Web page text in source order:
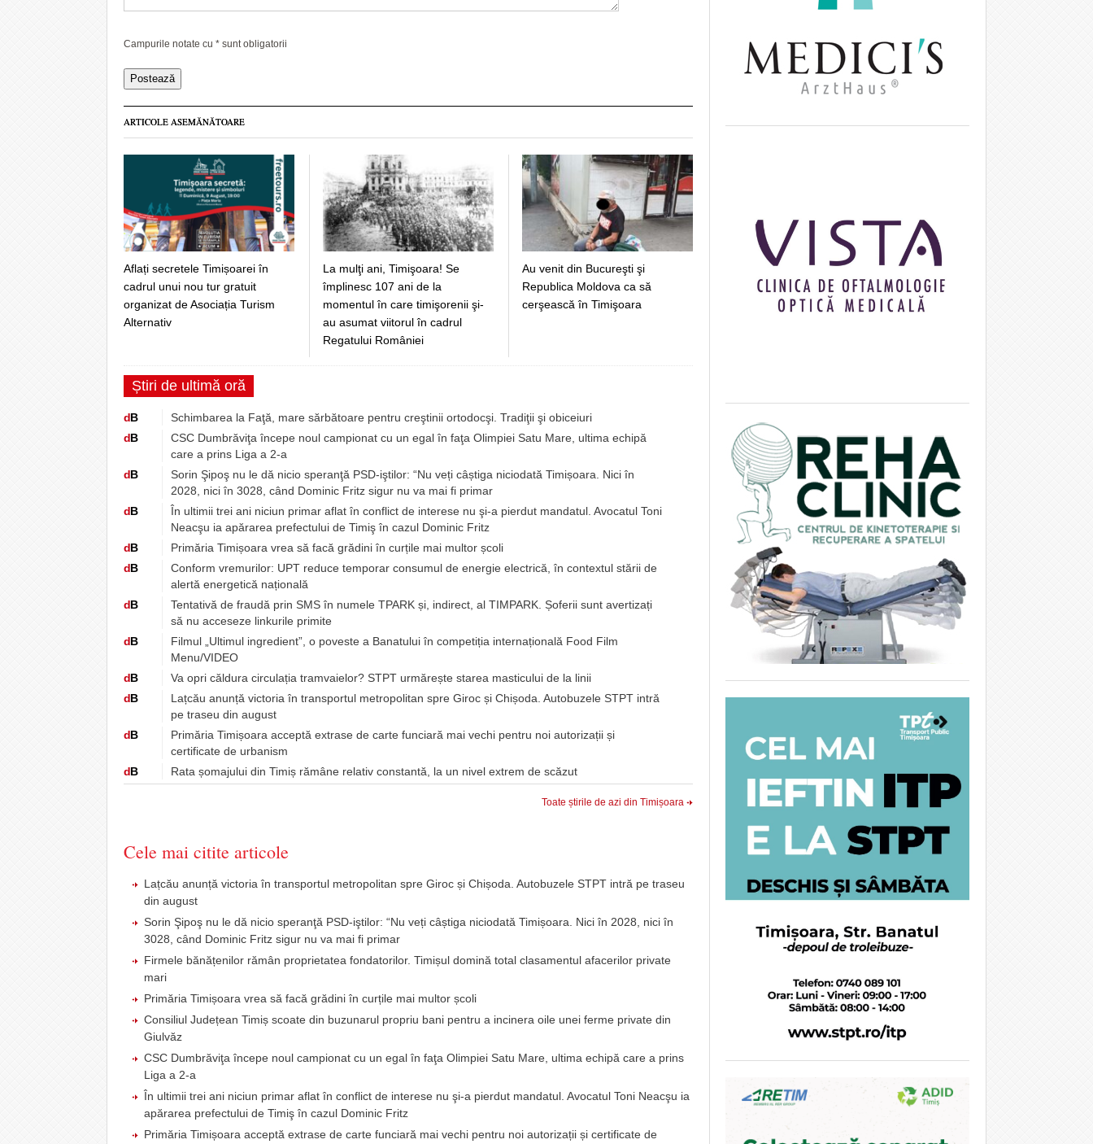
Campurile notate cu * sunt obligatorii
ARTICOLE ASEMĂNĂTOARE
Aflați secretele Timișoarei în
cadrul unui nou tur gratuit
organizat de Asociația Turism
Alternativ
La mulţi ani, Timişoara! Se
împlinesc 107 ani de la
momentul în care timişorenii şi-
au asumat viitorul în cadrul
Regatului României
Au venit din Bucureşti şi
Republica Moldova ca să
cerşească în Timişoara
Știri de ultimă oră
dB
Schimbarea la Faţă, mare sărbătoare pentru creştinii ortodocşi. Tradiţii şi obiceiuri
dB
CSC Dumbrăviţa începe noul campionat cu un egal în faţa Olimpiei Satu Mare, ultima echipă
care a prins Liga a 2-a
dB
Sorin Şipoş nu le dă nicio speranţă PSD-iştilor: “Nu veți câștiga niciodată Timișoara. Nici în
2028, nici în 3028, când Dominic Fritz sigur nu va mai fi primar
dB
În ultimii trei ani niciun primar aflat în conflict de interese nu şi-a pierdut mandatul. Avocatul Toni
Neacşu ia apărarea prefectului de Timiş în cazul Dominic Fritz
dB
Primăria Timișoara vrea să facă grădini în curțile mai multor școli
dB
Conform vremurilor: UPT reduce temporar consumul de energie electrică, în contextul stării de
alertă energetică națională
dB
Tentativă de fraudă prin SMS în numele TPARK și, indirect, al TIMPARK. Șoferii sunt avertizați
să nu acceseze linkurile primite
dB
Filmul „Ultimul ingredient”, o poveste a Banatului în competiția internațională Food Film
Menu/VIDEO
dB
Va opri căldura circulația tramvaielor? STPT urmărește starea masticului de la linii
dB
Lațcău anunță victoria în transportul metropolitan spre Giroc și Chișoda. Autobuzele STPT intră
pe traseu din august
dB
Primăria Timișoara acceptă extrase de carte funciară mai vechi pentru noi autorizații și
certificate de urbanism
dB Rata șomajului din Timiș rămâne relativ constantă, la un nivel extrem de scăzut
Toate știrile de azi din Timișoara
Cele mai citite articole
Lațcău anunță victoria în transportul metropolitan spre Giroc și Chișoda. Autobuzele STPT intră pe traseu
din august
Sorin Şipoş nu le dă nicio speranţă PSD-iştilor: “Nu veți câștiga niciodată Timișoara. Nici în 2028, nici în
3028, când Dominic Fritz sigur nu va mai fi primar
Firmele bănățenilor rămân proprietatea fondatorilor. Timișul domină total clasamentul afacerilor private
mari
Primăria Timișoara vrea să facă grădini în curțile mai multor școli
Consiliul Județean Timiș scoate din buzunarul propriu bani pentru a incinera oile unei ferme private din
Giulvăz
CSC Dumbrăviţa începe noul campionat cu un egal în faţa Olimpiei Satu Mare, ultima echipă care a prins
Liga a 2-a
În ultimii trei ani niciun primar aflat în conflict de interese nu şi-a pierdut mandatul. Avocatul Toni Neacşu ia
apărarea prefectului de Timiş în cazul Dominic Fritz
Primăria Timișoara acceptă extrase de carte funciară mai vechi pentru noi autorizații și certificate de